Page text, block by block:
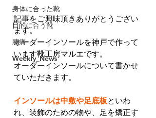
身体に合った靴
目的に合う靴
膝痛
Weekly_News
記事をご興味頂きありがとうござい
ます。
オーダーインソールを神戸で作って
います靴工房マルエです。
オーダーインソールについて書かせ
ていただきます。
インソールは中敷や足底板といわ
れ、装飾のための物や、足を矯正す